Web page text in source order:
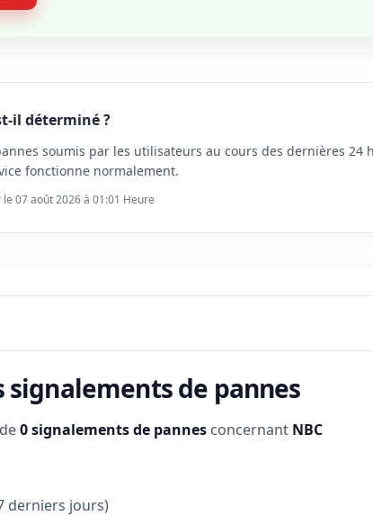
il déterminé ?
soumis par les utilisateurs au cours des dernières 24
fonctionne normalement.
07 août 2026 à 01:01 Heure
de pannes
0 signalements de pannes concernant NBC
derniers jours)